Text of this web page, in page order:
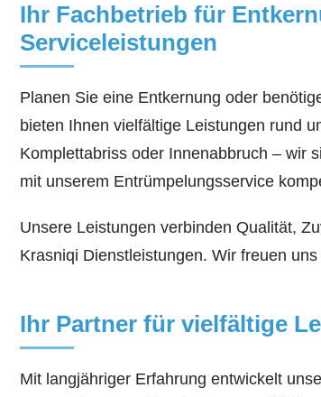
Ihr Fachbetrieb für
Serviceleistungen
Planen Sie eine Entkernung oder
bieten Ihnen vielfältige Leistungen rund
Komplettabriss oder Innenabbruch – wir
mit unserem Entrümpelungsservice
Unsere Leistungen verbinden Qualität,
Krasniqi Dienstleistungen. Wir freuen
Ihr Partner für vielfältige
Mit langjähriger Erfahrung entwickelt